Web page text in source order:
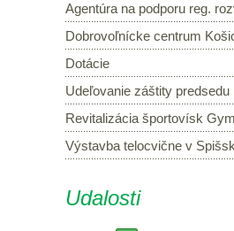
Agentúra na podporu reg.
Dobrovoľnícke centrum
Dotácie
Udeľovanie záštity predsedu
Revitalizácia športovísk
Výstavba telocvične v
Udalosti